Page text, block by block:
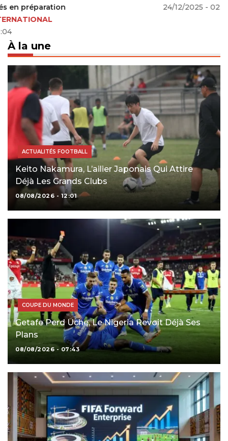
24/12/2025 - 02:57
À la une
ACTUALITÉS FOOTBALL
Keito Nakamura, L’ailier Japonais Qui Attire
Déjà Les Grands Clubs
08/08/2026 - 12:01
COUPE DU MONDE
Getafe Perd Uche, Le Nigeria Revoit Déjà Ses
Plans
08/08/2026 - 07:43